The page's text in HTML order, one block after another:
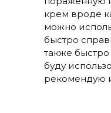
крем вроде
можно
быстро
также
буду
рекомендую